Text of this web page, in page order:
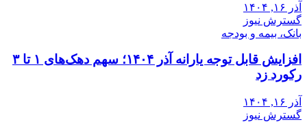
آذر ۱۶, ۱۴۰۴
گسترش نیوز
بانک، بیمه و بودجه
افزایش قابل توجه یارانه آذر ۱۴۰۴؛ سهم دهک‌های ۱ تا ۳
رکورد زد
آذر ۱۶, ۱۴۰۴
گسترش نیوز